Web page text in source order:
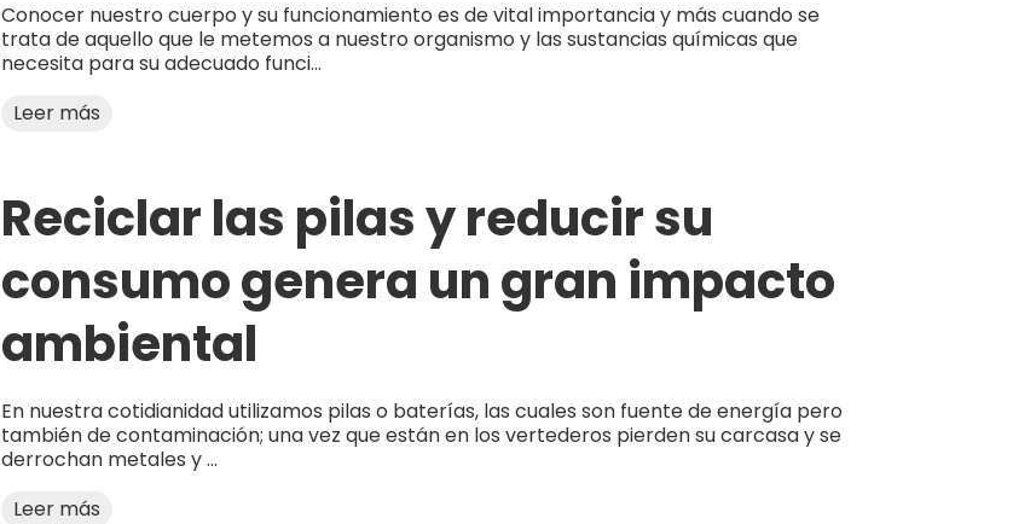
Conocer nuestro cuerpo y su funcionamiento es de vital importancia y más cuando se
trata de aquello que le metemos a nuestro organismo y las sustancias químicas que
necesita para su adecuado funci...
Leer más
Reciclar las pilas y reducir su
consumo genera un gran impacto
ambiental
En nuestra cotidianidad utilizamos pilas o baterías, las cuales son fuente de energía pero
también de contaminación; una vez que están en los vertederos pierden su carcasa y se
derrochan metales y ...
Leer más